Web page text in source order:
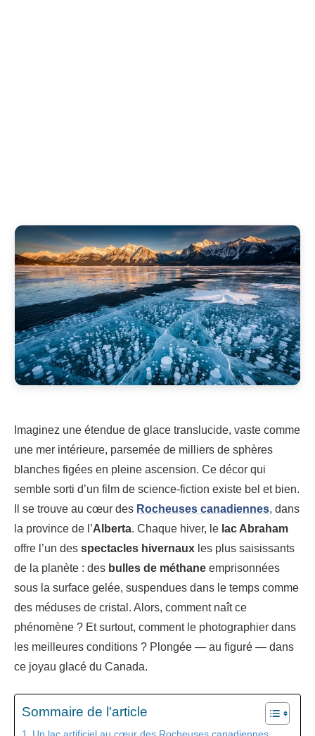
Imaginez une étendue de glace translucide, vaste comme
une mer intérieure, parsemée de milliers de sphères
blanches figées en pleine ascension. Ce décor qui
semble sorti d’un film de science-fiction existe bel et bien.
Il se trouve au cœur des Rocheuses canadiennes, dans
la province de l’Alberta. Chaque hiver, le lac Abraham
offre l’un des spectacles hivernaux les plus saisissants
de la planète : des bulles de méthane emprisonnées
sous la surface gelée, suspendues dans le temps comme
des méduses de cristal. Alors, comment naît ce
phénomène ? Et surtout, comment le photographier dans
les meilleures conditions ? Plongée — au figuré — dans
ce joyau glacé du Canada.
Sommaire de l'article